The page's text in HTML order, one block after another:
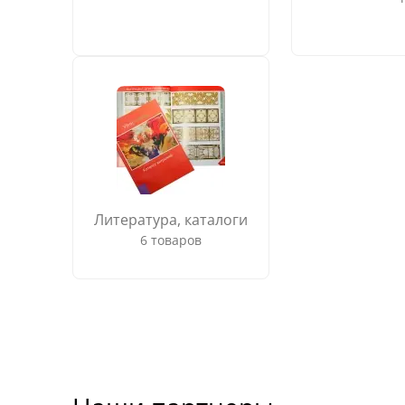
Литература, каталоги
6 товаров